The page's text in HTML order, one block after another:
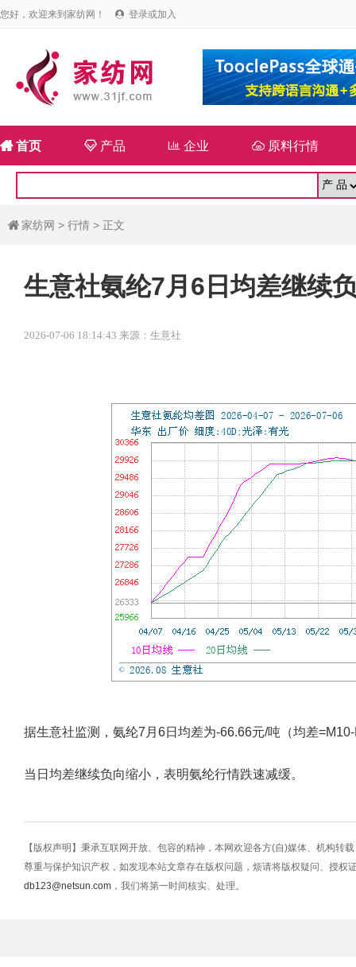
您好，欢迎来到家纺网！  登录或加入
首页 产品  企业 原料行情
 家纺网 > 行情 > 正文
生意社氨纶7月6日均差继续
2026-07-06 18:14:43 来源：生意社
据生意社监测，氨纶7月6日均差为-66.66元/吨（均差
当日均差继续负向缩小，表明氨纶行情跌速减缓。
【版权声明】秉承互联网开放、包容的精神，本网欢迎各方(自)媒体、机构转
尊重与保护知识产权，如发现本站文章存在版权问题，烦请将版权疑问、授权
db123@netsun.com ，我们将第一时间核实、处理。